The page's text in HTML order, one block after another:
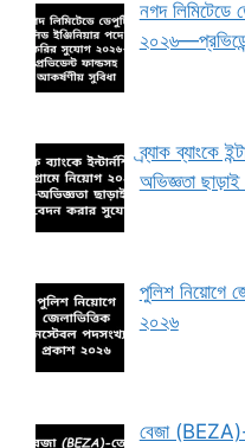
নগদ লিমিটেডে
ব্র্যাক ব্যাংকে
অভিজ্ঞতা
পুলিশ নিয়োগে
২০২৬
বেজা